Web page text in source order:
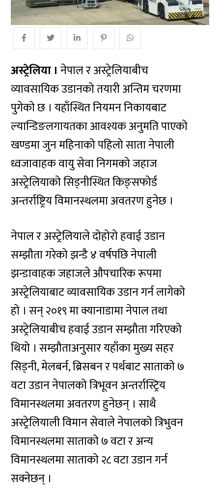
अस्ट्रेलिया । नेपाल र अस्ट्रेलियाबीच
व्यावसायिक उडानको तयारी अन्तिम चरणमा
पुगेको छ । यहाँस्थित नियमन निकायबाट
ल्यान्डिङलगायतका आवश्यक अनुमति पाएको
खण्डमा जुन महिनाको पहिलो साता नेपाली
ध्वजावाहक वायु सेवा निगमको जहाज
अस्ट्रेलियाको सिड्नीस्थित किङ्सफोर्ड
अन्तर्राष्ट्रिय विमानस्थलमा अवतरण हुनेछ ।
नेपाल र अस्ट्रेलियाले दोहोरो हवाई उडान
सम्झौता गरेको झन्डै ४ वर्षपछि नेपाली
झन्डावाहक जहाजले औपचारिक रूपमा
अस्ट्रेलियाबाट व्यावसायिक उडान गर्न लागेको
हो । सन् २०१९ मा क्यानाडामा नेपाल तथा
अस्ट्रेलियाबीच हवाई उडान सम्झौता गरिएको
थियो । सम्झौताअनुसार यहाँका मुख्य सहर
सिड्नी, मेलबर्न, ब्रिसबन र पर्थबाट साताको ७
वटा उडान नेपालको त्रिभूवन अन्तर्रास्ट्रिय
विमानस्थलमा अवतरण हुनेछन् । साथै
अस्ट्रेलियाली विमान सेवाले नेपालको त्रिभुवन
विमानस्थलमा साताको ७ वटा र अन्य
विमानस्थलमा साताको २८ वटा उडान गर्न
सक्नेछन् ।